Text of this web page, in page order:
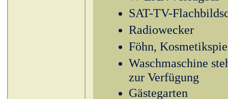
SAT-TV-
Radiowecker
Föhn,
Waschmaschine
zur Verfügung
Gästegarten